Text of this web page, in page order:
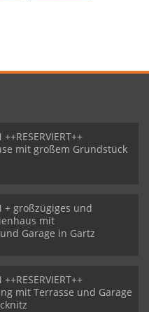
mit großem Grundstück
+ großzügiges und
mit
Garage in Gartz
mit Terrasse und Garage